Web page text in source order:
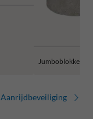
Jumboblokken
Aanrijdbeveiliging